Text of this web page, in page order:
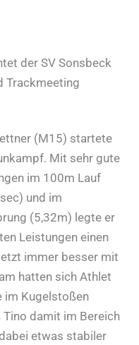
der SV Sonsbeck
Trackmeeting
(M15) startete
Mit sehr gute
im 100m Lauf
und im
(5,32m) legte er
Leistungen einen
immer besser mit
hatten sich Athlet
im Kugelstoßen
damit im Bereich
etwas stabiler